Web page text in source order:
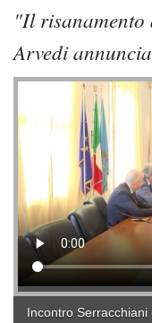
"Il risanamento
Arvedi
Incontro